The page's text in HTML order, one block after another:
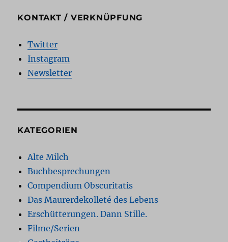
KONTAKT / VERKNÜPFUNG
Twitter
Instagram
Newsletter
KATEGORIEN
Alte Milch
Buchbesprechungen
Compendium Obscuritatis
Das Maurerdekolleté des Lebens
Erschütterungen. Dann Stille.
Filme/Serien